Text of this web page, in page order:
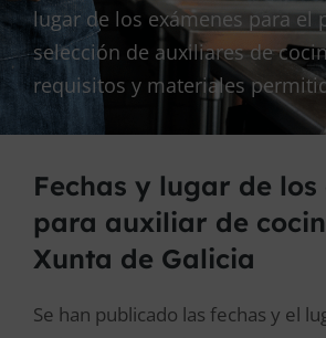
lugar de los exámenes para el
selección de auxiliares de
requisitos y materiales
Fechas y lugar de los
para auxiliar de
Xunta de Galicia
Se han publicado las fechas y el